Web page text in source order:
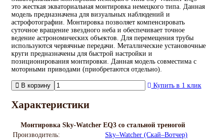
это жесткая экваториальная монтировка немецкого типа. Данная
модель предназначена для визуальных наблюдений и
астрофотографии. Монтировка позволяет компенсировать
суточное вращение звездного неба и обеспечивает точное
ведение астрономических объектов. Для перемещения трубы
используются червячные передачи. Металлические установочные
круги предназначены для быстрой настройки и
позиционирования монтировки. Данная модель совместима с
моторными приводами (приобретаются отдельно).
В корзину Купить в 1 клик
Характеристики
Монтировка Sky-Watcher EQ3 со стальной треногой
Производитель:
Sky–Watcher (Скай–Вотчер)